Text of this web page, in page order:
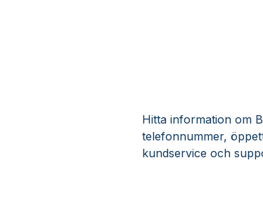
Hitta information om
telefonnummer,
kundservice och